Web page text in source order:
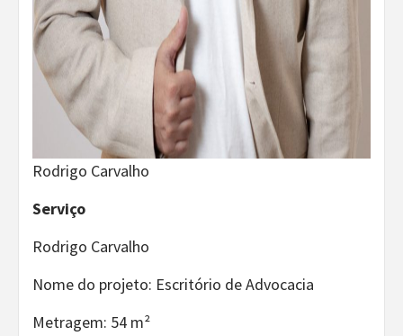
Rodrigo Carvalho
Serviço
Rodrigo Carvalho
Nome do projeto: Escritório de Advocacia
Metragem: 54 m²